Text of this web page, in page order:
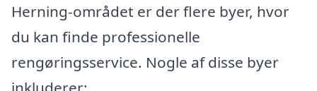
Herning-området er der flere byer, hvor
du kan finde professionelle
rengøringsservice. Nogle af disse byer